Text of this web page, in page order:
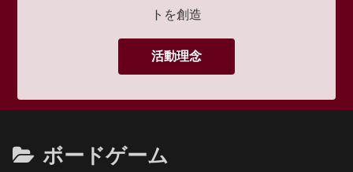
トを創造
活動理念
ボードゲーム